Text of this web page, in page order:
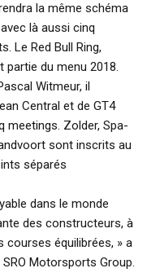
la même schéma
là aussi cinq
Le Red Bull Ring,
du menu 2018.
Witmeur, il
Central et de GT4
meetings. Zolder, Spa-
sont inscrits au
séparés
dans le monde
des constructeurs, à
courses équilibrées, » a
Motorsports Group.